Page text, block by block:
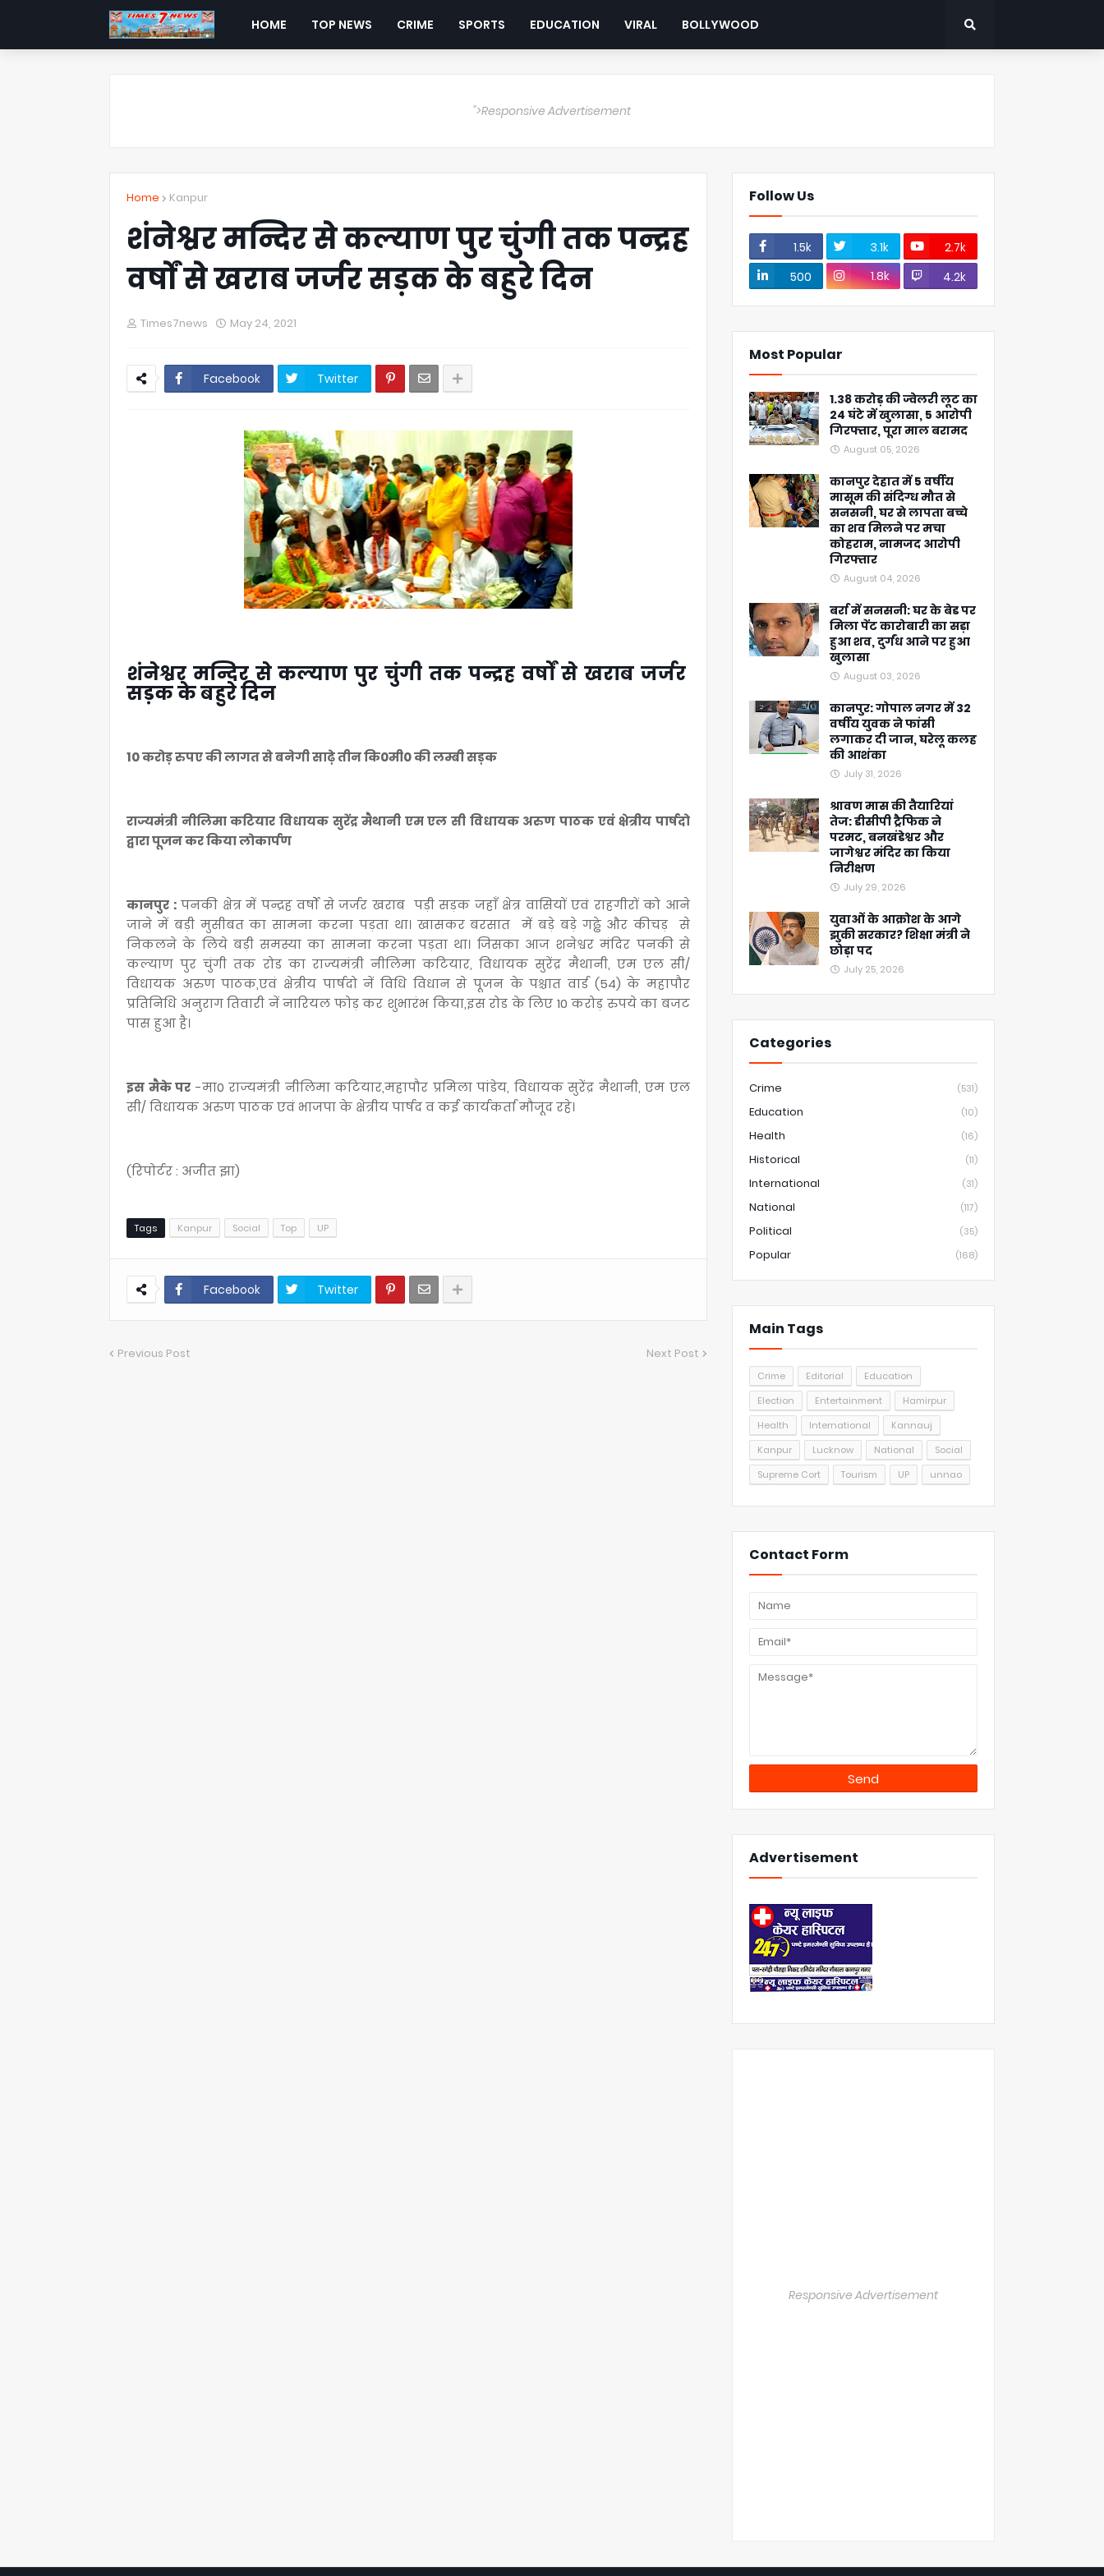
HOME TOP NEWS CRIME SPORTS EDUCATION VIRAL BOLLYWOOD
">Responsive Advertisement
Home Kanpur
शंनेश्वर मन्दिर से कल्याण पुर चुंगी तक पन्द्रह
वर्षों से खराब जर्जर सड़क के बहुरे दिन
Times7news May 24, 2021
Facebook Twitter
शंनेश्वर मन्दिर से कल्याण पुर चुंगी तक पन्द्रह वर्षों से खराब जर्जर
सड़क के बहुरे दिन
10 करोड़ रुपए की लागत से बनेगी साढ़े तीन कि0मी0 की लम्बी सड़क
राज्यमंत्री नीलिमा कटियार विधायक सुरेंद्र मैथानी एम एल सी विधायक अरुण पाठक एवं क्षेत्रीय पार्षदो
द्वारा पूजन कर किया लोकार्पण
कानपुर :पनकी क्षेत्र में पन्द्रह वर्षों से जर्जर खराब पड़ी सड़क जहाँ क्षेत्र वासियों एवं राहगीरों को आने
जाने में बड़ी मुसीबत का सामना करना पड़ता था। खासकर बरसात में बड़े बड़े गढ्ढे और कीचड़ से
निकलने के लिये बड़ी समस्या का सामना करना पड़ता था। जिसका आज शनेश्वर मंदिर पनकी से
कल्याण पुर चुंगी तक रोड का राज्यमंत्री नीलिमा कटियार, विधायक सुरेंद्र मैथानी, एम एल सी/
विधायक अरुण पाठक,एवं क्षेत्रीय पार्षदो नें विधि विधान से पूजन के पश्चात वार्ड (54) के महापौर
प्रतिनिधि अनुराग तिवारी नें नारियल फोड़ कर शुभारंभ किया,इस रोड के लिए 10 करोड़ रुपये का बजट
पास हुआ है।
इस मैके पर -मा0 राज्यमंत्री नीलिमा कटियार,महापौर प्रमिला पांडेय, विधायक सुरेंद्र मैथानी, एम एल
सी/ विधायक अरुण पाठक एवं भाजपा के क्षेत्रीय पार्षद व कई कार्यकर्ता मौजूद रहे।
(रिपोर्टर : अजीत झा)
Tags Kanpur Social Top UP
Facebook Twitter
Previous Post Next Post
Follow Us
1.5k 3.1k
2.7k
500
1.8k 4.2k
Most Popular
1.38 करोड़ की ज्वेलरी लूट का
24 घंटे में खुलासा, 5 आरोपी
गिरफ्तार, पूरा माल बरामद
August 05, 2026
कानपुर देहात में 5 वर्षीय
मासूम की संदिग्ध मौत से
सनसनी, घर से लापता बच्चे
का शव मिलने पर मचा
कोहराम, नामजद आरोपी
गिरफ्तार
August 04, 2026
बर्रा में सनसनी: घर के बेड पर
मिला पेंट कारोबारी का सड़ा
हुआ शव, दुर्गंध आने पर हुआ
खुलासा
August 03, 2026
कानपुर: गोपाल नगर में 32
वर्षीय युवक ने फांसी
लगाकर दी जान, घरेलू कलह
की आशंका
July 31, 2026
श्रावण मास की तैयारियां
तेज: डीसीपी ट्रैफिक ने
परमट, बनखंडेश्वर और
जागेश्वर मंदिर का किया
निरीक्षण
July 29, 2026
युवाओं के आक्रोश के आगे
झुकी सरकार? शिक्षा मंत्री ने
छोड़ा पद
July 25, 2026
Categories
Crime (531)
Education (10)
Health (16)
Historical (11)
International (31)
National (117)
Political (35)
Popular (168)
Main Tags
Crime Editorial
Education
Election
Entertainment
Hamirpur
Health
International
Kannauj
Kanpur
Lucknow National
Social
Supreme Cort
Tourism UP unnao
Contact Form
Advertisement
Responsive Advertisement